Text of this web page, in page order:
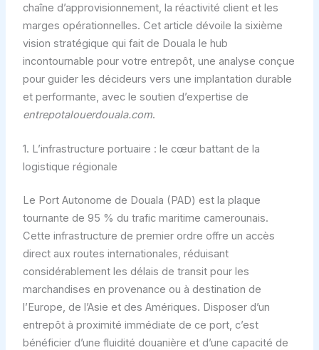
chaîne d’approvisionnement, la réactivité client et les
marges opérationnelles. Cet article dévoile la sixième
vision stratégique qui fait de Douala le hub
incontournable pour votre entrepôt, une analyse conçue
pour guider les décideurs vers une implantation durable
et performante, avec le soutien d’expertise de
entrepotalouerdouala.com.
1. L’infrastructure portuaire : le cœur battant de la
logistique régionale
Le Port Autonome de Douala (PAD) est la plaque
tournante de 95 % du trafic maritime camerounais.
Cette infrastructure de premier ordre offre un accès
direct aux routes internationales, réduisant
considérablement les délais de transit pour les
marchandises en provenance ou à destination de
l’Europe, de l’Asie et des Amériques. Disposer d’un
entrepôt à proximité immédiate de ce port, c’est
bénéficier d’une fluidité douanière et d’une capacité de